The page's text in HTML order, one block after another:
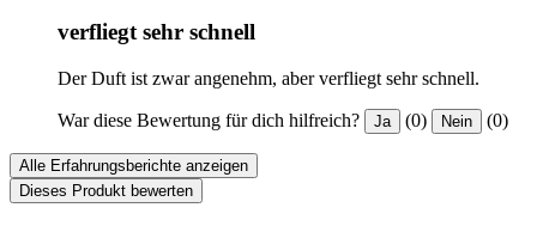
verfliegt sehr schnell
Der Duft ist zwar angenehm, aber verfliegt sehr schnell.
War diese Bewertung für dich hilfreich? Ja (0) Nein (0)
Alle Erfahrungsberichte anzeigen
Dieses Produkt bewerten